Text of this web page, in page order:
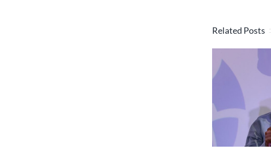
Related Posts